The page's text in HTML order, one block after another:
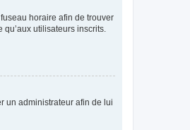
horaire afin de trouver
utilisateurs inscrits.
un administrateur afin de lui